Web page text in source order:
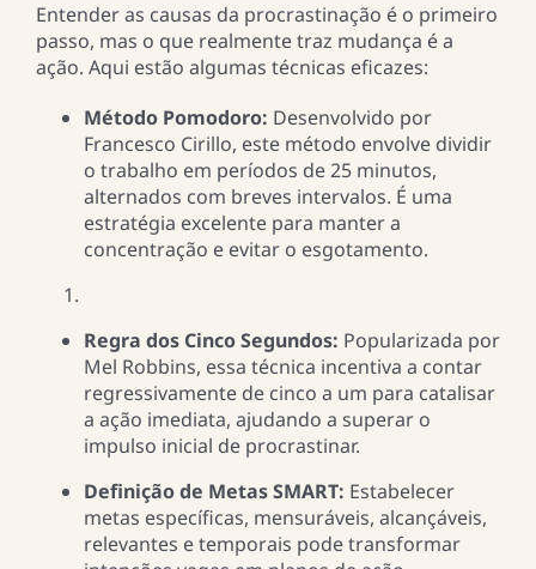
Entender as causas da procrastinação é o primeiro
passo, mas o que realmente traz mudança é a
ação. Aqui estão algumas técnicas eficazes:
Método Pomodoro: Desenvolvido por
Francesco Cirillo, este método envolve dividir
o trabalho em períodos de 25 minutos,
alternados com breves intervalos. É uma
estratégia excelente para manter a
concentração e evitar o esgotamento.
Regra dos Cinco Segundos: Popularizada por
Mel Robbins, essa técnica incentiva a contar
regressivamente de cinco a um para catalisar
a ação imediata, ajudando a superar o
impulso inicial de procrastinar.
Definição de Metas SMART: Estabelecer
metas específicas, mensuráveis, alcançáveis,
relevantes e temporais pode transformar